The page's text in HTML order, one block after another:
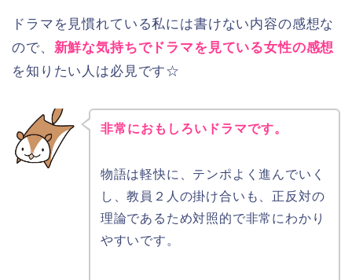
ドラマを見慣れている私には書けない内容の感想な
ので、 新鮮な気持ちでドラマを見ている女性の感想
を知りたい人は必見です☆
非常におもしろいドラマです。
物語は軽快に、テンポよく進んでいく
し、教員２人の掛け合いも、正反対の
理論であるため対照的で非常にわかり
やすいです。